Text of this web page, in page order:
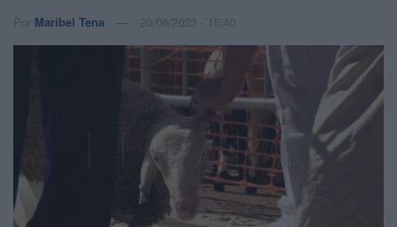
Por Maribel Tena 20/06/2023 - 15:40